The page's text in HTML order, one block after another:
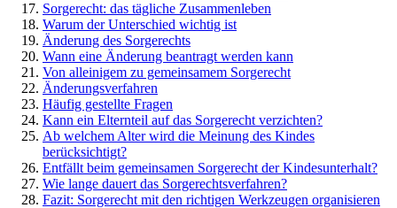
Sorgerecht: das tägliche Zusammenleben
Warum der Unterschied wichtig ist
Änderung des Sorgerechts
Wann eine Änderung beantragt werden kann
Von alleinigem zu gemeinsamem Sorgerecht
Änderungsverfahren
Häufig gestellte Fragen
Kann ein Elternteil auf das Sorgerecht verzichten?
Ab welchem Alter wird die Meinung des Kindes
berücksichtigt?
Entfällt beim gemeinsamen Sorgerecht der Kindesunterhalt?
Wie lange dauert das Sorgerechtsverfahren?
Fazit: Sorgerecht mit den richtigen Werkzeugen organisieren